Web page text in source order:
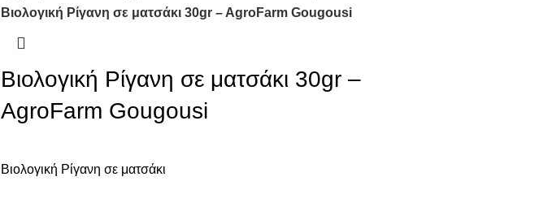
Βιολογική Ρίγανη σε ματσάκι 30gr – AgroFarm Gougousi
Βιολογική Ρίγανη σε ματσάκι 30gr –
AgroFarm Gougousi
Βιολογική Ρίγανη σε ματσάκι